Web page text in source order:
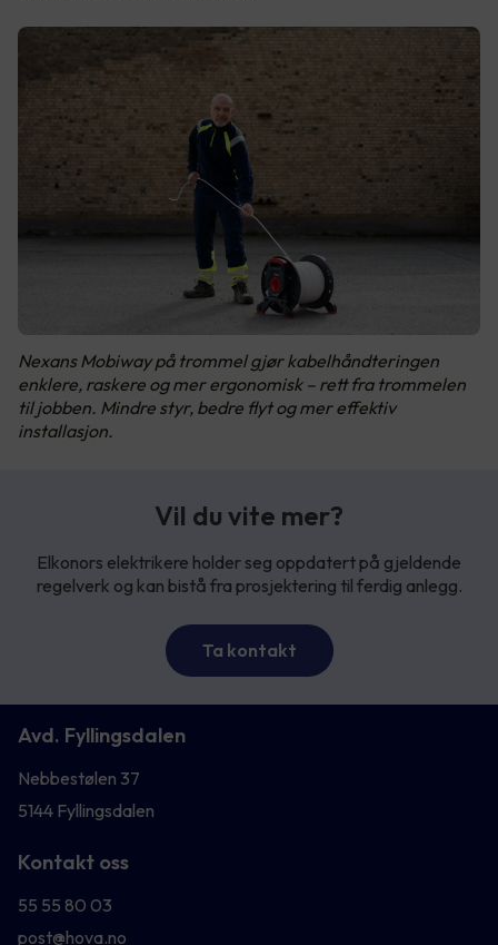
Nexans Mobiway på trommel gjør kabelhåndteringen
enklere, raskere og mer ergonomisk – rett fra trommelen
til jobben. Mindre styr, bedre flyt og mer effektiv
installasjon.
Vil du vite mer?
Elkonors elektrikere holder seg oppdatert på gjeldende
regelverk og kan bistå fra prosjektering til ferdig anlegg.
Ta kontakt
Avd. Fyllingsdalen
Nebbestølen 37
5144 Fyllingsdalen
Kontakt oss
55 55 80 03
post@hova.no